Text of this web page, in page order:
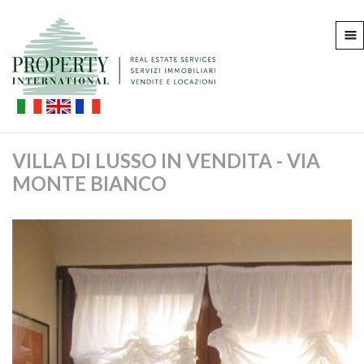
VILLA DI LUSSO IN VENDITA - VIA
MONTE BIANCO